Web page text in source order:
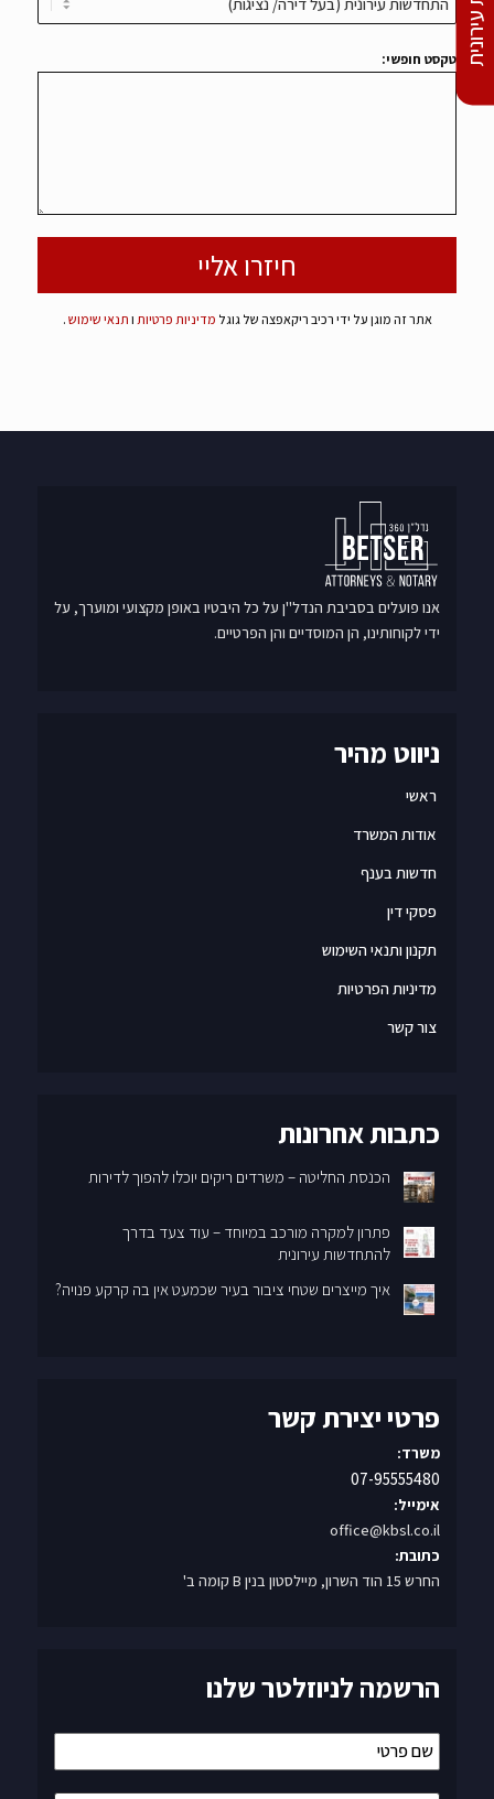
טקסט חופשי:
אתר זה מוגן על ידי רכיב ריקאפצה של גוגל מדיניות פרטיות ו תנאי שימוש .
אנו פועלים בסביבת הנדל"ן על כל היבטיו באופן מקצועי ומוערך, על
ידי לקוחותינו, הן המוסדיים והן הפרטיים.
ניווט מהיר
ראשי
אודות המשרד
חדשות בענף
פסקי דין
תקנון ותנאי השימוש
מדיניות הפרטיות
צור קשר
כתבות אחרונות
הכנסת החליטה – משרדים ריקים יוכלו להפוך לדירות
פתרון למקרה מורכב במיוחד – עוד צעד בדרך
להתחדשות עירונית
איך מייצרים שטחי ציבור בעיר שכמעט אין בה קרקע פנויה?
פרטי יצירת קשר
משרד:
07-95555480
אימייל:
office@kbsl.co.il
כתובת:
החרש 15 הוד השרון, מיילסטון בנין B קומה ב'
הרשמה לניוזלטר שלנו
שם
פרטי